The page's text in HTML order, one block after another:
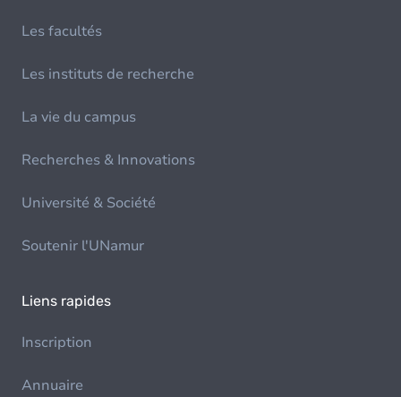
Les facultés
Les instituts de recherche
La vie du campus
Recherches & Innovations
Université & Société
Soutenir l'UNamur
Liens rapides
Inscription
Annuaire